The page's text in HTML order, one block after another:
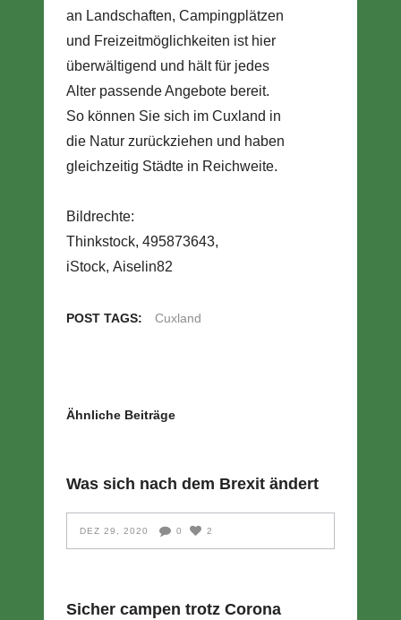
an Landschaften, Campingplätzen
und Freizeitmöglichkeiten ist hier
überwältigend und hält für jedes
Alter passende Angebote bereit.
So können Sie sich im Cuxland in
die Natur zurückziehen und haben
gleichzeitig Städte in Reichweite.
Bildrechte:
Thinkstock, 495873643,
iStock, Aiselin82
POST TAGS: Cuxland
Ähnliche Beiträge
Was sich nach dem Brexit ändert
DEZ 29, 2020 0 2
Sicher campen trotz Corona